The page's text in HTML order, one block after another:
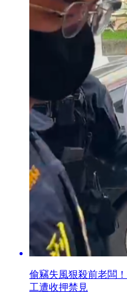
偷竊失風狠殺前老闆
工遭收押禁見